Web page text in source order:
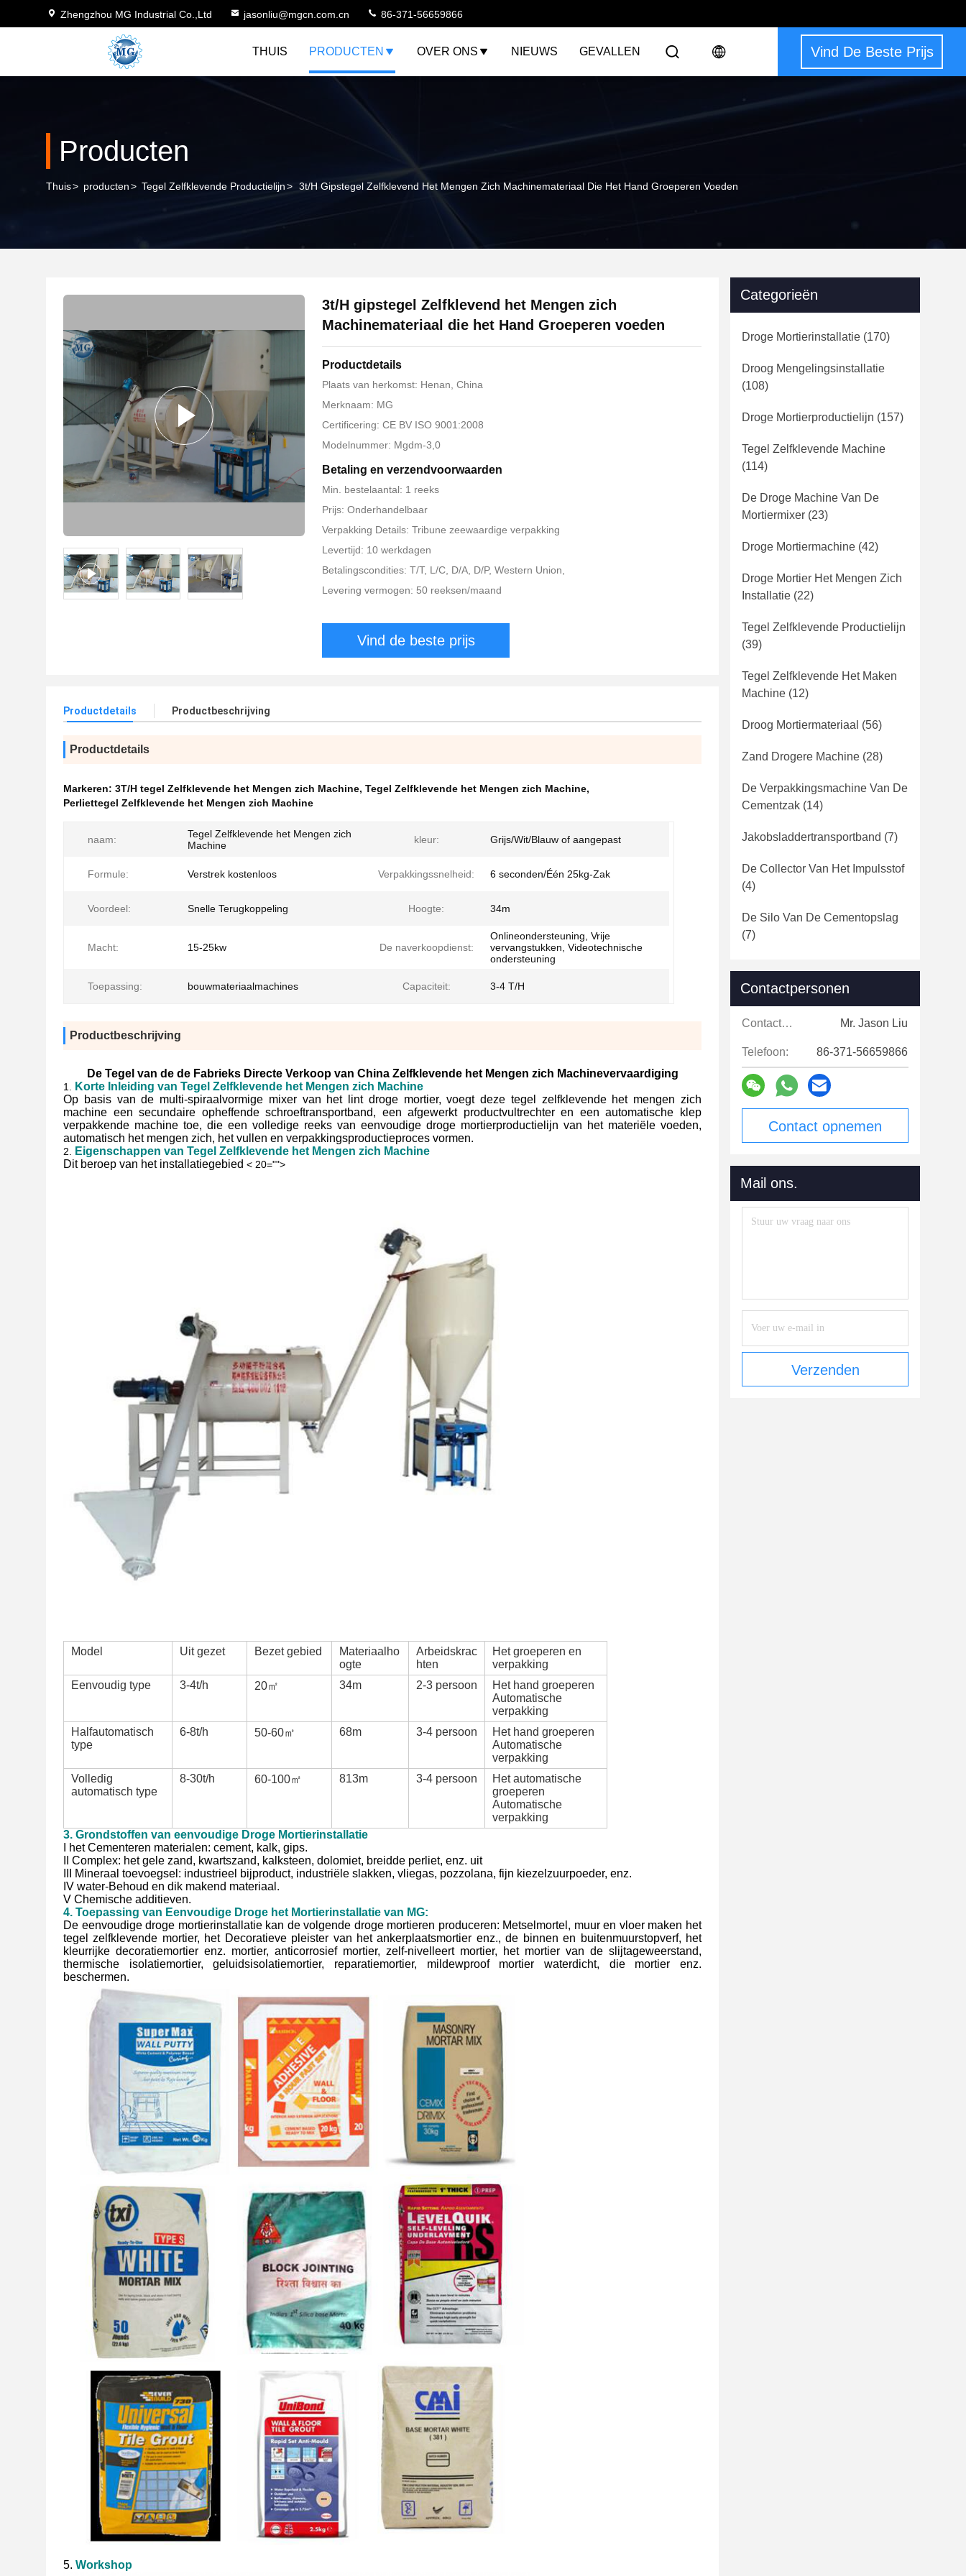
Zhengzhou MG Industrial Co.,Ltd jasonliu@mgcn.com.cn 86-371-56659866
THUIS PRODUCTEN OVER ONS NIEUWS GEVALLEN Vind De Beste Prijs
Producten
Thuis> producten> Tegel Zelfklevende Productielijn> 3t/H Gipstegel Zelfklevend Het Mengen Zich Machinemateriaal Die Het Hand Groeperen Voeden
3t/H gipstegel Zelfklevend het Mengen zich
Machinemateriaal die het Hand Groeperen voeden
Productdetails
Plaats van herkomst: Henan, China
Merknaam: MG
Certificering: CE BV ISO 9001:2008
Modelnummer: Mgdm-3,0
Betaling en verzendvoorwaarden
Min. bestelaantal: 1 reeks
Prijs: Onderhandelbaar
Verpakking Details: Tribune zeewaardige verpakking
Levertijd: 10 werkdagen
Betalingscondities: T/T, L/C, D/A, D/P, Western Union,
Levering vermogen: 50 reeksen/maand
Vind de beste prijs
Productdetails Productbeschrijving
Productdetails
Markeren: 3T/H tegel Zelfklevende het Mengen zich Machine, Tegel Zelfklevende het Mengen zich Machine,
Perliettegel Zelfklevende het Mengen zich Machine
naam:
Tegel Zelfklevende het Mengen zich
Machine
kleur: Grijs/Wit/Blauw of aangepast
Formule: Verstrek kostenloos Verpakkingssnelheid: 6 seconden/Één 25kg-Zak
Voordeel: Snelle Terugkoppeling Hoogte: 34m
Macht: 15-25kw De naverkoopdienst:
Onlineondersteuning, Vrije
vervangstukken, Videotechnische
ondersteuning
Toepassing: bouwmateriaalmachines Capaciteit: 3-4 T/H
Productbeschrijving
De Tegel van de de Fabrieks Directe Verkoop van China Zelfklevende het Mengen zich Machinevervaardiging
1.
Korte Inleiding van Tegel Zelfklevende het Mengen zich Machine
Op basis van de multi-spiraalvormige mixer van het lint droge mortier, voegt deze tegel zelfklevende het mengen zich
machine een secundaire opheffende schroeftransportband, een afgewerkt productvultrechter en een automatische klep
verpakkende machine toe, die een volledige reeks van eenvoudige droge mortierproductielijn van het materiële voeden,
automatisch het mengen zich, het vullen en verpakkingsproductieproces vormen.
2.
Eigenschappen van Tegel Zelfklevende het Mengen zich Machine
Dit beroep van het installatiegebied < 20="">
Model Uit gezet Bezet gebied
Materiaalho
ogte
Arbeidskrac
hten
Het groeperen en
verpakking
Eenvoudig type
3-4t/h 20㎡ 34m 2-3 persoon
Het hand groeperen
Automatische
verpakking
Halfautomatisch
type
6-8t/h 50-60㎡ 68m 3-4 persoon
Het hand groeperen
Automatische
verpakking
Volledig
automatisch type
8-30t/h 60-100㎡ 813m 3-4 persoon
Het automatische
groeperen
Automatische
verpakking
3. Grondstoffen van eenvoudige Droge Mortierinstallatie
I het Cementeren materialen: cement, kalk, gips.
II Complex: het gele zand, kwartszand, kalksteen, dolomiet, breidde perliet, enz. uit
III Mineraal toevoegsel: industrieel bijproduct, industriële slakken, vliegas, pozzolana, fijn kiezelzuurpoeder, enz.
IV water-Behoud en dik makend materiaal.
V Chemische additieven.
4. Toepassing van Eenvoudige Droge het Mortierinstallatie van MG:
De eenvoudige droge mortierinstallatie kan de volgende droge mortieren produceren: Metselmortel, muur en vloer maken het
tegel zelfklevende mortier, het Decoratieve pleister van het ankerplaatsmortier enz., de binnen en buitenmuurstopverf, het
kleurrijke decoratiemortier enz. mortier, anticorrosief mortier, zelf-nivelleert mortier, het mortier van de slijtageweerstand,
thermische isolatiemortier, geluidsisolatiemortier, reparatiemortier, mildewproof mortier waterdicht, die mortier enz.
beschermen.
5. Workshop
Categorieën
Droge Mortierinstallatie (170)
Droog Mengelingsinstallatie
(108)
Droge Mortierproductielijn (157)
Tegel Zelfklevende Machine
(114)
De Droge Machine Van De
Mortiermixer (23)
Droge Mortiermachine (42)
Droge Mortier Het Mengen Zich
Installatie (22)
Tegel Zelfklevende Productielijn
(39)
Tegel Zelfklevende Het Maken
Machine (12)
Droog Mortiermateriaal (56)
Zand Drogere Machine (28)
De Verpakkingsmachine Van De
Cementzak (14)
Jakobsladdertransportband (7)
De Collector Van Het Impulsstof
(4)
De Silo Van De Cementopslag
(7)
Contactpersonen
Contactpersonen: Mr. Jason Liu
Telefoon: 86-371-56659866
Contact opnemen
Mail ons.
Verzenden